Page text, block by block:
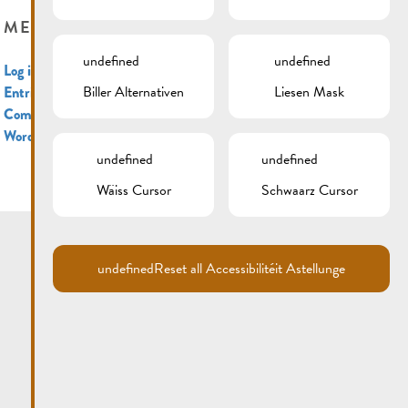
META
Log in
Entries feed
Comments feed
WordPress.org
undefined
Biller Alternativen
undefined
Liesen Mask
undefined
Wäiss Cursor
undefined
Schwaarz Cursor
undefinedReset all Accessibilitéit Astellunge